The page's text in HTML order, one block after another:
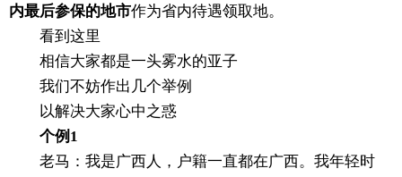
内最后参保的地市作为省内待遇领取地。
看到这里
相信大家都是一头雾水的亚子
我们不妨作出几个举例
以解决大家心中之惑
个例1
老马：我是广西人，户籍一直都在广西。我年轻时